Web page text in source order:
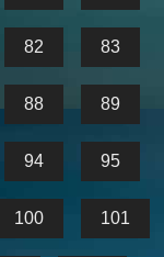
82 83
88 89
94 95
100 101